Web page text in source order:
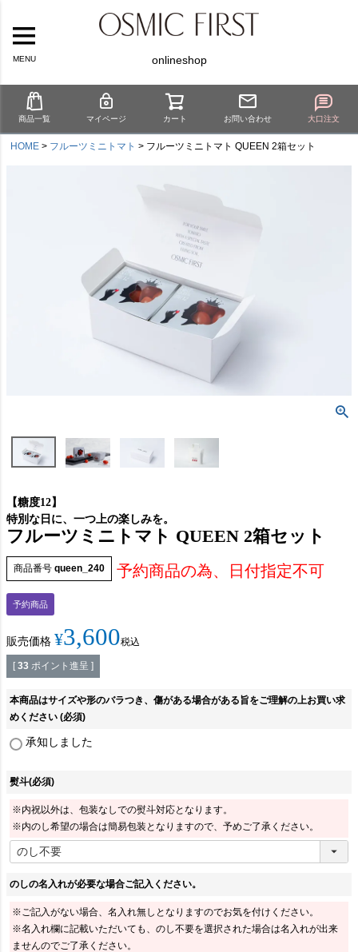
MENU onlineshop
商品一覧 マイページ カート お問い合わせ 大口注文
HOME フルーツミニトマト フルーツミニトマト QUEEN 2箱セット
【糖度12】
特別な日に、一つ上の楽しみを。
フルーツミニトマト QUEEN 2箱セット
商品番号 queen_240 予約商品の為、日付指定不可
予約商品
販売価格 ¥3,600税込
[ 33 ポイント進呈 ]
本商品はサイズや形のバラつき、傷がある場合がある旨をご理解の上お買い求
めください (必須)
承知しました
熨斗(必須)
※内祝以外は、包装なしでの熨斗対応となります。
※内のし希望の場合は簡易包装となりますので、予めご了承ください。
のしの名入れが必要な場合ご記入ください。
※ご記入がない場合、名入れ無しとなりますのでお気を付けください。
※名入れ欄に記載いただいても、のし不要を選択された場合は名入れが出来
ませんのでご了承ください。